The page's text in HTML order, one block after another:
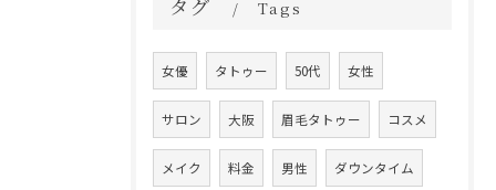
タグ Tags
女優 タトゥー 50代 女性
サロン 大阪 眉毛タトゥー コスメ
メイク 料金 男性 ダウンタイム